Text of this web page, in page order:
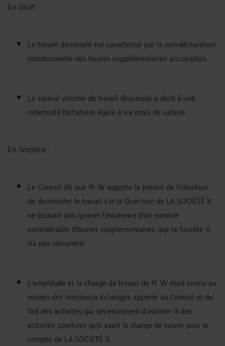
En droit :
Le travail dissimulé est caractérisé par la non-déclaration
intentionnelle des heures supplémentaires accomplies.
Le salarié victime de travail dissimulé a droit à une
indemnité forfaitaire égale à six mois de salaire.
En l'espèce :
Le Conseil dit que M. W apporte la preuve de l'intention
de dissimuler le travail car la Direction de LA SOCIÉTÉ X
ne pouvait pas ignorer l'existence d'un nombre
considérable d'heures supplémentaires que la Société X
n'a pas rémunéré.
L'amplitude et la charge de travail de M. W était connu au
moyen des nombreux échanges apporté au Conseil et du
fait des activités qui nécessitaient d’assister à des
activités sportives qu'il avait la charge de suivre pour le
compte de LA SOCIÉTÉ X.